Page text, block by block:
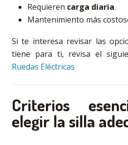
Requieren carga diaria.
Mantenimiento más
Si te interesa revisar las
tiene para ti, revisa el
Ruedas Eléctricas
Criterios
elegir la silla